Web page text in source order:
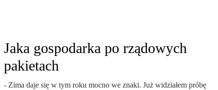
Jaka gospodarka po rządowych
pakietach
- Zima daje się w tym roku mocno we znaki. Już widziałem próbę